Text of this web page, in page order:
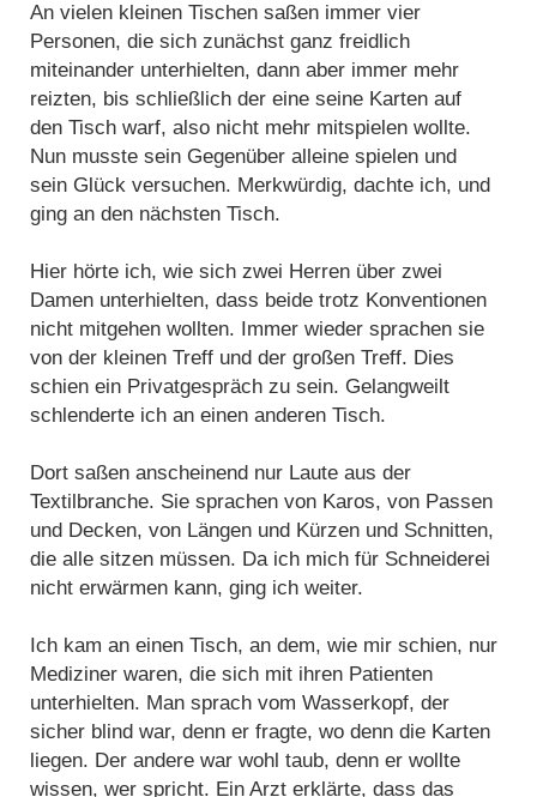
An vielen kleinen Tischen saßen immer vier
Personen, die sich zunächst ganz freidlich
miteinander unterhielten, dann aber immer mehr
reizten, bis schließlich der eine seine Karten auf
den Tisch warf, also nicht mehr mitspielen wollte.
Nun musste sein Gegenüber alleine spielen und
sein Glück versuchen. Merkwürdig, dachte ich, und
ging an den nächsten Tisch.
Hier hörte ich, wie sich zwei Herren über zwei
Damen unterhielten, dass beide trotz Konventionen
nicht mitgehen wollten. Immer wieder sprachen sie
von der kleinen Treff und der großen Treff. Dies
schien ein Privatgespräch zu sein. Gelangweilt
schlenderte ich an einen anderen Tisch.
Dort saßen anscheinend nur Laute aus der
Textilbranche. Sie sprachen von Karos, von Passen
und Decken, von Längen und Kürzen und Schnitten,
die alle sitzen müssen. Da ich mich für Schneiderei
nicht erwärmen kann, ging ich weiter.
Ich kam an einen Tisch, an dem, wie mir schien, nur
Mediziner waren, die sich mit ihren Patienten
unterhielten. Man sprach vom Wasserkopf, der
sicher blind war, denn er fragte, wo denn die Karten
liegen. Der andere war wohl taub, denn er wollte
wissen, wer spricht. Ein Arzt erklärte, dass das